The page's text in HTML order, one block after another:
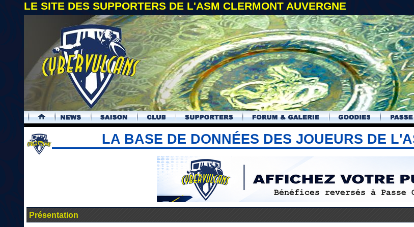
LE SITE DES SUPPORTERS DE L'ASM CLERMONT AUVERGNE
.
LA BASE DE DONNÉES DES JOUEURS DE
Présentation